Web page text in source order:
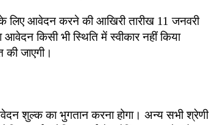
लिए आवेदन करने की आखिरी तारीख 11 जनवरी
किसी भी स्थिति में स्वीकार नहीं किया
की जाएगी।
शुल्क का भुगतान करना होगा। अन्य सभी श्रेणी